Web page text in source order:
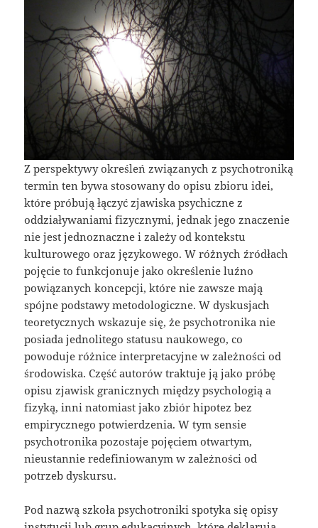
Z perspektywy określeń związanych z psychotroniką
termin ten bywa stosowany do opisu zbioru idei,
które próbują łączyć zjawiska psychiczne z
oddziaływaniami fizycznymi, jednak jego znaczenie
nie jest jednoznaczne i zależy od kontekstu
kulturowego oraz językowego. W różnych źródłach
pojęcie to funkcjonuje jako określenie luźno
powiązanych koncepcji, które nie zawsze mają
spójne podstawy metodologiczne. W dyskusjach
teoretycznych wskazuje się, że psychotronika nie
posiada jednolitego statusu naukowego, co
powoduje różnice interpretacyjne w zależności od
środowiska. Część autorów traktuje ją jako próbę
opisu zjawisk granicznych między psychologią a
fizyką, inni natomiast jako zbiór hipotez bez
empirycznego potwierdzenia. W tym sensie
psychotronika pozostaje pojęciem otwartym,
nieustannie redefiniowanym w zależności od
potrzeb dyskursu.
Pod nazwą szkoła psychotroniki spotyka się opisy